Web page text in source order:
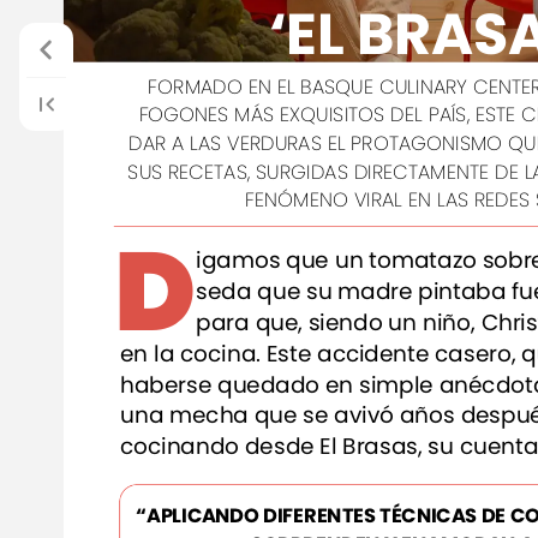
‘EL
FORMADO EN EL BASQUE CULINARY
FOGONES MÁS EXQUISITOS DEL PAÍS, ESTE
DAR A LAS VERDURAS EL PROTAGONISMO
SUS RECETAS, SURGIDAS DIRECTAMENTE DE
FENÓMENO VIRAL EN LAS REDES
Digamosque untomatazo
seda que su madre pintaba
para que, siendo un niño,
en la cocina. Este accidentecasero,
haberse quedado en simple
una mecha que seavivó años
cocinando desde El Brasas, su cuenta
ylohaceconlaconcienciatranquila
unaalimentaciónplant-basedque
“APLICANDO DIFERENTESTÉCNICAS DE